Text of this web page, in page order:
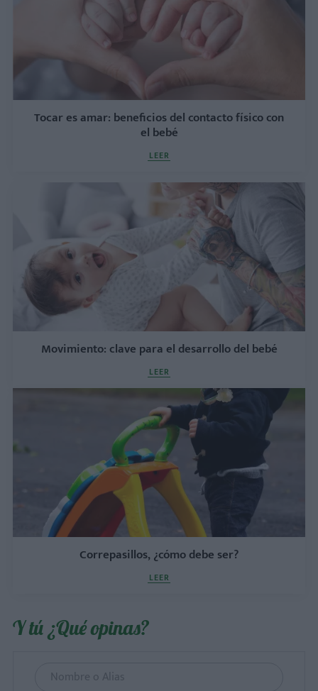
Tocar es amar: beneficios del contacto físico con
el bebé
LEER
Movimiento: clave para el desarrollo del bebé
LEER
Correpasillos, ¿cómo debe ser?
LEER
Y tú ¿Qué opinas?